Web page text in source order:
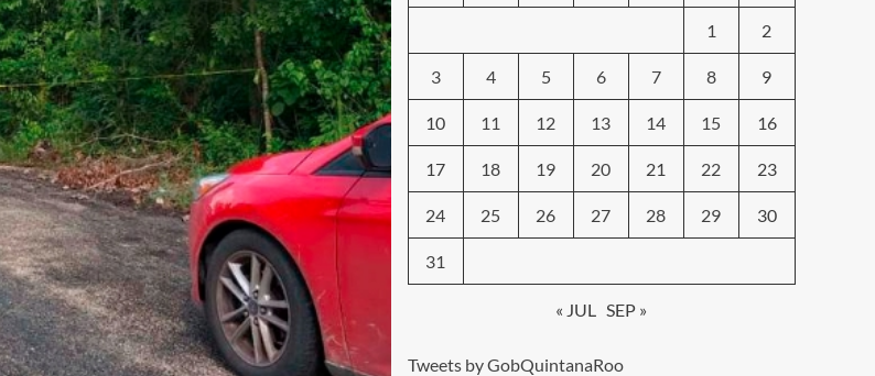
1
2
3 4 5 6 7 8 9
10 11 12 13 14 15 16
17 18 19 20 21 22 23
24 25 26 27 28 29 30
31
« JUL SEP »
Tweets by GobQuintanaRoo